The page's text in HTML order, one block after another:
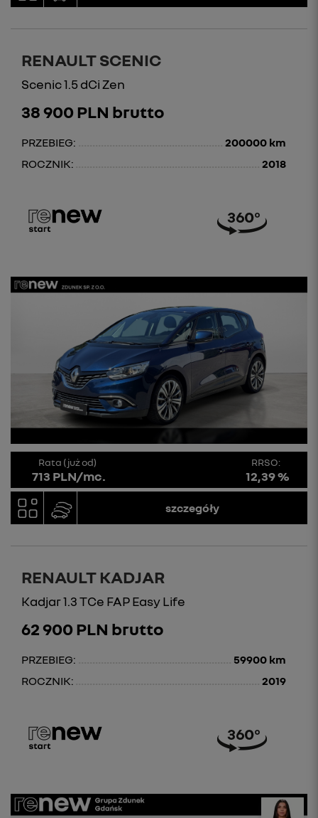
RENAULT SCENIC
Scenic 1.5 dCi Zen
38 900 PLN brutto
PRZEBIEG:
200000 km
ROCZNIK:
2018
Rata (już od)
713 PLN/mc.
RRSO:
12,39 %
szczegóły
RENAULT KADJAR
Kadjar 1.3 TCe FAP Easy Life
62 900 PLN brutto
PRZEBIEG:
59900 km
ROCZNIK:
2019